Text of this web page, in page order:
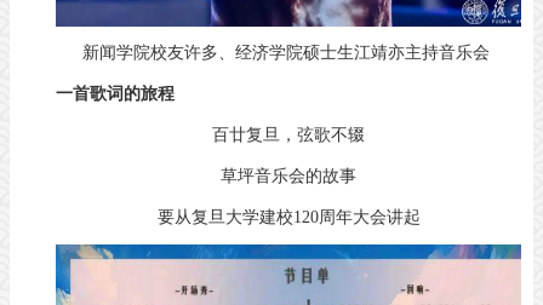
新闻学院校友许多、经济学院硕士生江靖亦主持音乐会
一首歌词的旅程
百廿复旦，弦歌不辍
草坪音乐会的故事
要从复旦大学建校120周年大会讲起